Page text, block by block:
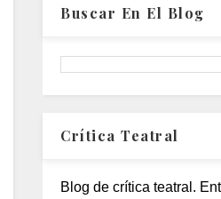
Buscar En El Blog
Crítica Teatral
Blog de crítica teatral.